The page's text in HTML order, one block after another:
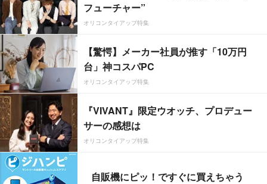
フューチャー”
オリコンタイアップ特集
【驚愕】メーカー社員が推す「10万円
台」神コスパPC
オリコンタイアップ特集
『VIVANT』限定ウオッチ、プロデュー
サーの感想は
オリコンタイアップ特集
自販機にピッ！ですぐに買えちゃう